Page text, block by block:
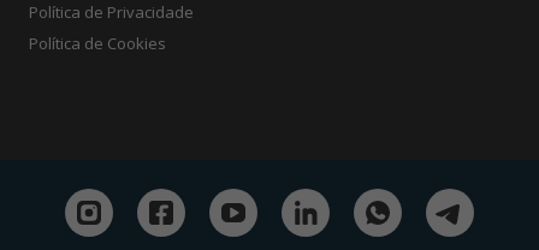
Política de Privacidade
Política de Cookies